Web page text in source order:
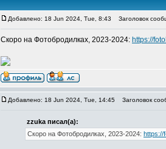
Добавлено: 18 Jun 2024, Tue, 8:43 Заголовок
Скоро на Фотобродилках, 2023-2024: https://
Добавлено: 18 Jun 2024, Tue, 14:45 Заголовок
zzuka писал(а):
Скоро на Фотобродилках, 2023-2024: https://